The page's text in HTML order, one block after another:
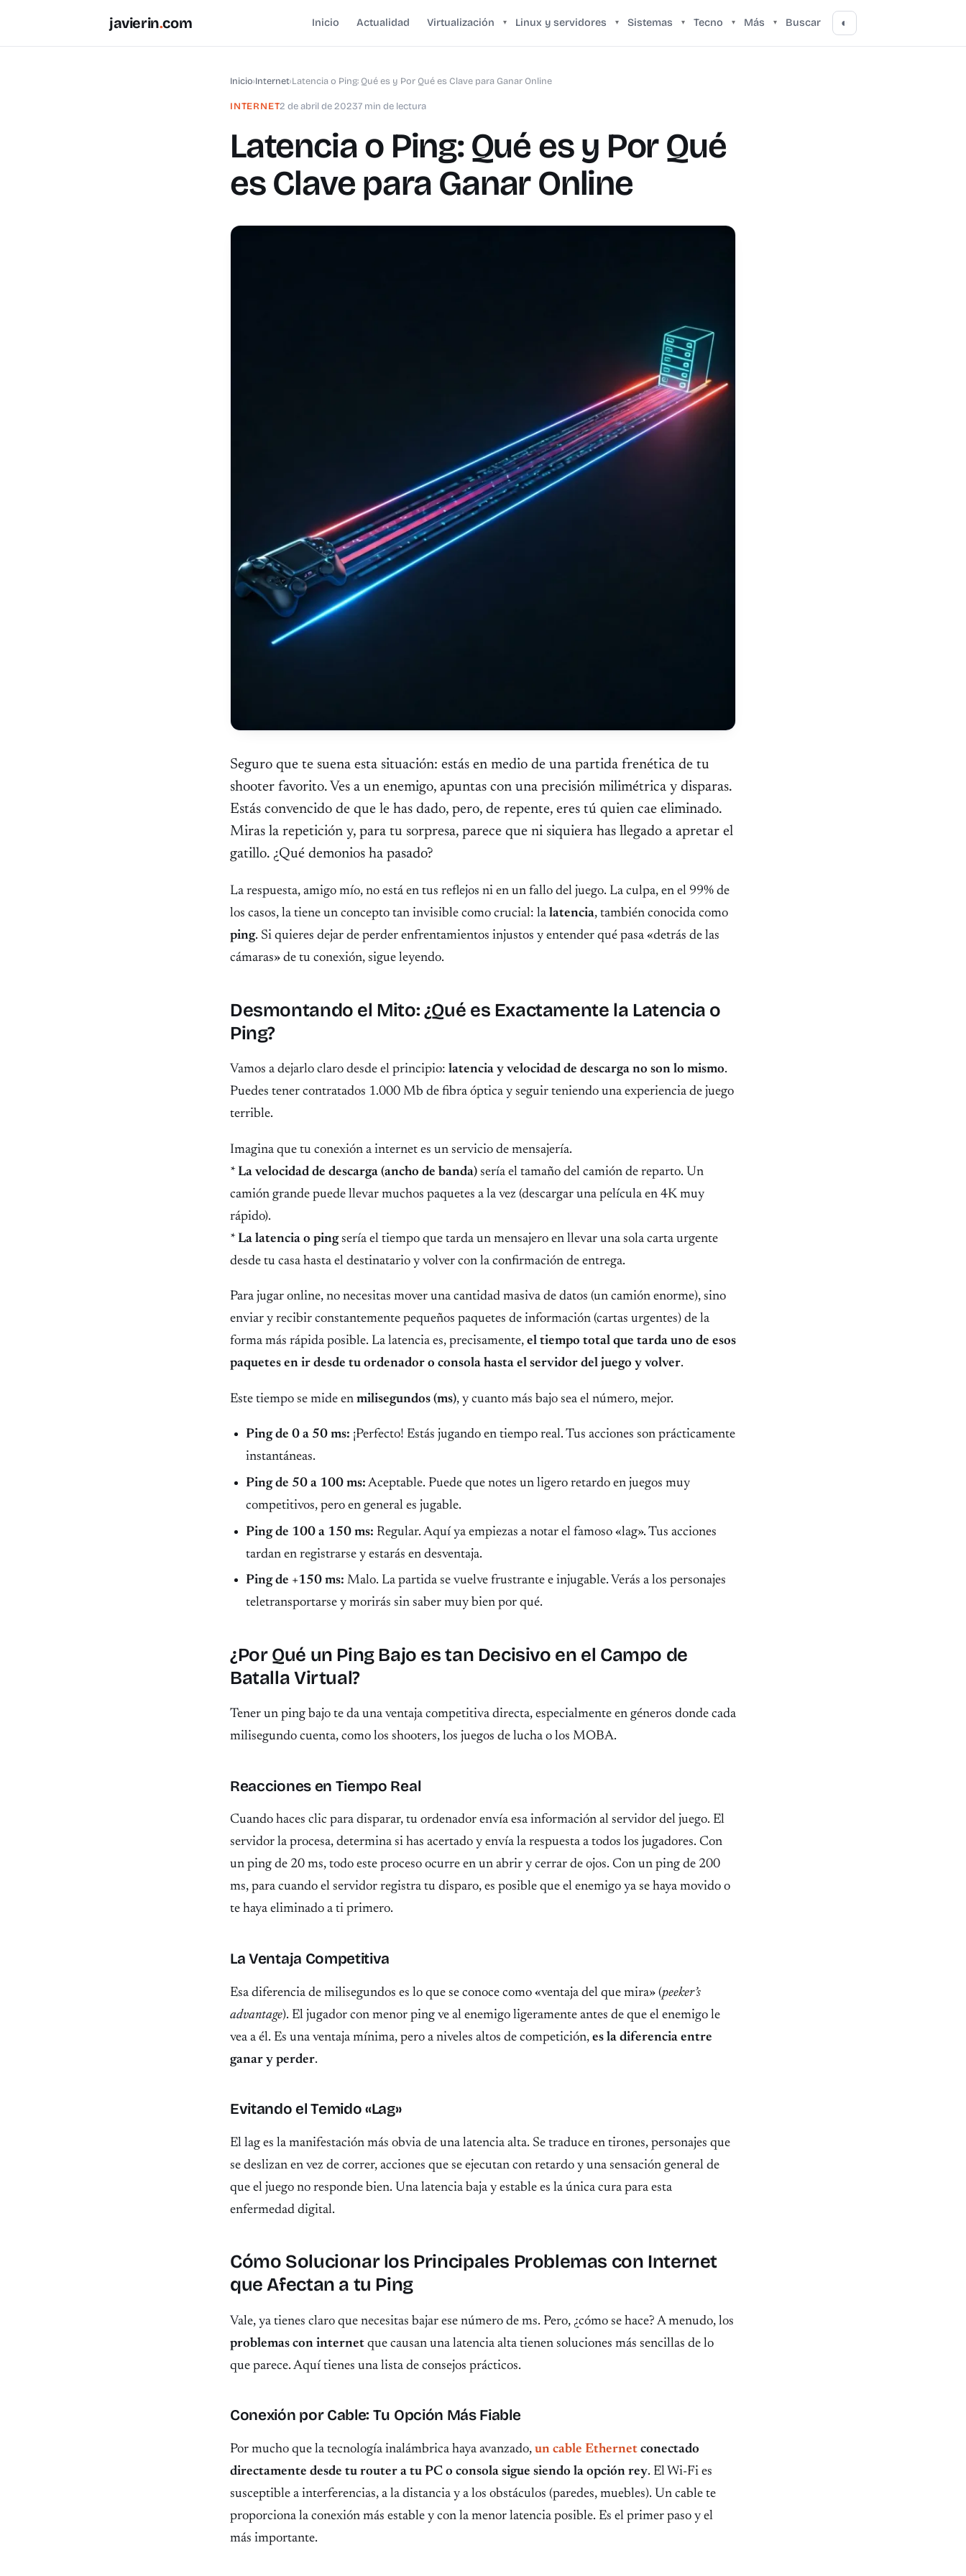
javierin.com Inicio Actualidad Virtualización ▾ Linux y servidores ▾ Sistemas ▾ Tecno ▾ Más ▾ Buscar ◐
Inicio›Internet›Latencia o Ping: Qué es y Por Qué es Clave para Ganar Online
INTERNET2 de abril de 20237 min de lectura
Latencia o Ping: Qué es y Por Qué
es Clave para Ganar Online
Seguro que te suena esta situación: estás en medio de una partida frenética de tu
shooter favorito. Ves a un enemigo, apuntas con una precisión milimétrica y disparas.
Estás convencido de que le has dado, pero, de repente, eres tú quien cae eliminado.
Miras la repetición y, para tu sorpresa, parece que ni siquiera has llegado a apretar el
gatillo. ¿Qué demonios ha pasado?
La respuesta, amigo mío, no está en tus reflejos ni en un fallo del juego. La culpa, en el 99% de
los casos, la tiene un concepto tan invisible como crucial: la latencia, también conocida como
ping. Si quieres dejar de perder enfrentamientos injustos y entender qué pasa «detrás de las
cámaras» de tu conexión, sigue leyendo.
Desmontando el Mito: ¿Qué es Exactamente la Latencia o
Ping?
Vamos a dejarlo claro desde el principio: latencia y velocidad de descarga no son lo mismo.
Puedes tener contratados 1.000 Mb de fibra óptica y seguir teniendo una experiencia de juego
terrible.
Imagina que tu conexión a internet es un servicio de mensajería.
* La velocidad de descarga (ancho de banda) sería el tamaño del camión de reparto. Un
camión grande puede llevar muchos paquetes a la vez (descargar una película en 4K muy
rápido).
* La latencia o pingsería el tiempo que tarda un mensajero en llevar una sola carta urgente
desde tu casa hasta el destinatario y volver con la confirmación de entrega.
Para jugar online, no necesitas mover una cantidad masiva de datos (un camión enorme), sino
enviar y recibir constantemente pequeños paquetes de información (cartas urgentes) de la
forma más rápida posible. La latencia es, precisamente, el tiempo total que tarda uno de esos
paquetes en ir desde tu ordenador o consola hasta el servidor del juego y volver.
Este tiempo se mide en milisegundos (ms), y cuanto más bajo sea el número, mejor.
Ping de 0 a 50 ms: ¡Perfecto! Estás jugando en tiempo real. Tus acciones son prácticamente
instantáneas.
Ping de 50 a 100 ms: Aceptable. Puede que notes un ligero retardo en juegos muy
competitivos, pero en general es jugable.
Ping de 100 a 150 ms: Regular. Aquí ya empiezas a notar el famoso «lag». Tus acciones
tardan en registrarse y estarás en desventaja.
Ping de +150 ms: Malo. La partida se vuelve frustrante e injugable. Verás a los personajes
teletransportarse y morirás sin saber muy bien por qué.
¿Por Qué un Ping Bajo es tan Decisivo en el Campo de
Batalla Virtual?
Tener un ping bajo te da una ventaja competitiva directa, especialmente en géneros donde cada
milisegundo cuenta, como los shooters, los juegos de lucha o los MOBA.
Reacciones en Tiempo Real
Cuando haces clic para disparar, tu ordenador envía esa información al servidor del juego. El
servidor la procesa, determina si has acertado y envía la respuesta a todos los jugadores. Con
un ping de 20 ms, todo este proceso ocurre en un abrir y cerrar de ojos. Con un ping de 200
ms, para cuando el servidor registra tu disparo, es posible que el enemigo ya se haya movido o
te haya eliminado a ti primero.
La Ventaja Competitiva
Esa diferencia de milisegundos es lo que se conoce como «ventaja del que mira» (peeker’s
advantage). El jugador con menor ping ve al enemigo ligeramente antes de que el enemigo le
vea a él. Es una ventaja mínima, pero a niveles altos de competición, es la diferencia entre
ganar y perder.
Evitando el Temido «Lag»
El lag es la manifestación más obvia de una latencia alta. Se traduce en tirones, personajes que
se deslizan en vez de correr, acciones que se ejecutan con retardo y una sensación general de
que el juego no responde bien. Una latencia baja y estable es la única cura para esta
enfermedad digital.
Cómo Solucionar los Principales Problemas con Internet
que Afectan a tu Ping
Vale, ya tienes claro que necesitas bajar ese número de ms. Pero, ¿cómo se hace? A menudo, los
problemas con internet que causan una latencia alta tienen soluciones más sencillas de lo
que parece. Aquí tienes una lista de consejos prácticos.
Conexión por Cable: Tu Opción Más Fiable
Por mucho que la tecnología inalámbrica haya avanzado, un cable Ethernet conectado
directamente desde tu router a tu PC o consola sigue siendo la opción rey. El Wi-Fi es
susceptible a interferencias, a la distancia y a los obstáculos (paredes, muebles). Un cable te
proporciona la conexión más estable y con la menor latencia posible. Es el primer paso y el
más importante.